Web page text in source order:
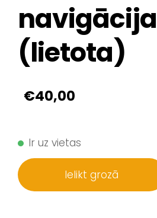
navigācija
(lietota)
€40,00
Ir uz vietas
Ielikt grozā